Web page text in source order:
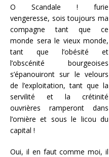
O Scandale ! furie
vengeresse, sois toujours ma
compagne tant que ce
monde sera le vieux monde,
tant que l’obésité et
l’obscénité bourgeoises
s’épanouiront sur le velours
de l’exploitation, tant que la
servilité et la crétinité
ouvrières ramperont dans
l’ornière et sous le licou du
capital !
Oui, il en faut comme moi, il